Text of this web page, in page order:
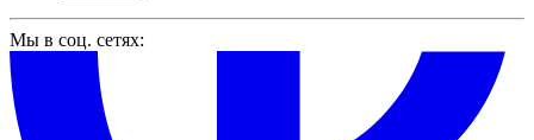
Мы в соц. сетях: